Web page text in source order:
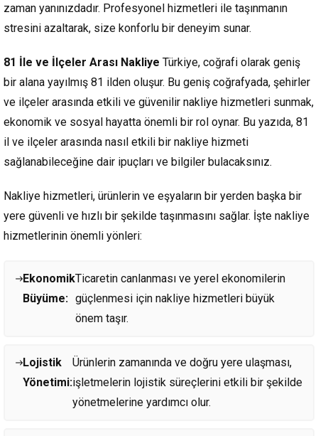
zaman yanınızdadır. Profesyonel hizmetleri ile taşınmanın
stresini azaltarak, size konforlu bir deneyim sunar.
81 İle ve İlçeler Arası Nakliye Türkiye, coğrafi olarak geniş
bir alana yayılmış 81 ilden oluşur. Bu geniş coğrafyada, şehirler
ve ilçeler arasında etkili ve güvenilir nakliye hizmetleri sunmak,
ekonomik ve sosyal hayatta önemli bir rol oynar. Bu yazıda, 81
il ve ilçeler arasında nasıl etkili bir nakliye hizmeti
sağlanabileceğine dair ipuçları ve bilgiler bulacaksınız.
Nakliye hizmetleri, ürünlerin ve eşyaların bir yerden başka bir
yere güvenli ve hızlı bir şekilde taşınmasını sağlar. İşte nakliye
hizmetlerinin önemli yönleri:
Ekonomik
Büyüme:
Ticaretin canlanması ve yerel ekonomilerin
güçlenmesi için nakliye hizmetleri büyük
önem taşır.
Lojistik
Yönetimi:
Ürünlerin zamanında ve doğru yere ulaşması,
işletmelerin lojistik süreçlerini etkili bir şekilde
yönetmelerine yardımcı olur.